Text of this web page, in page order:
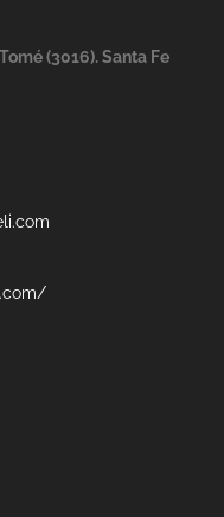
(3016). Santa Fe